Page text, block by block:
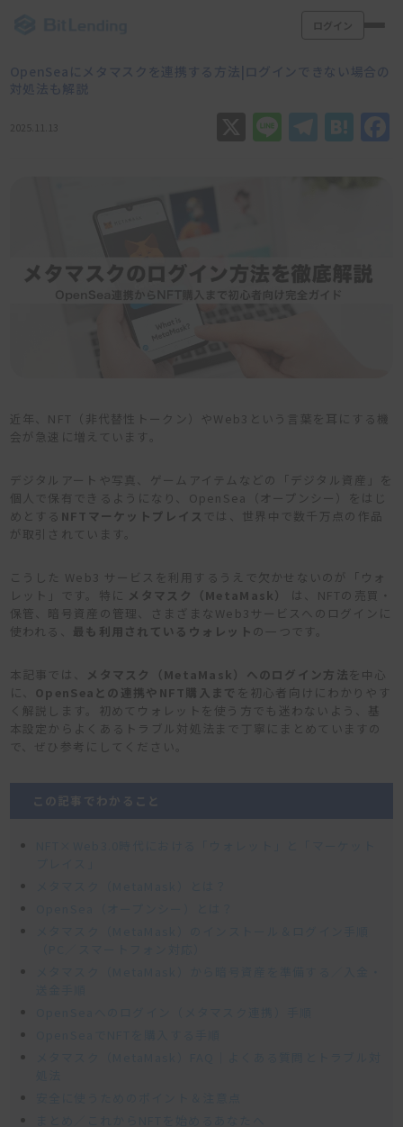
OpenSeaにメタマスクを連携する方法|ログインできない場合の
対処法も解説
2025.11.13 X Line
近年、NFT（非代替性トークン）やWeb3という言葉を耳にする機
会が急速に増えています。
デジタルアートや写真、ゲームアイテムなどの「デジタル資産」を
個人で保有できるようになり、OpenSea（オープンシー）をはじ
めとする NFTマーケットプレイス では、世界中で数千万点の作品
が取引されています。
こうした Web3 サービスを利用するうえで欠かせないのが「ウォ
レット」です。特に メタマスク（MetaMask）
は、NFTの売買・
保管、暗号資産の管理、さまざまなWeb3サービスへのログインに
使われる、 最も利用されているウォレット の一つです。
本記事では、 メタマスク（MetaMask）へのログイン方法 を中心
に、 OpenSeaとの連携やNFT購入まで を初心者向けにわかりやす
く解説します。初めてウォレットを使う方でも迷わないよう、基
本設定からよくあるトラブル対処法まで丁寧にまとめていますの
で、ぜひ参考にしてください。
この記事でわかること